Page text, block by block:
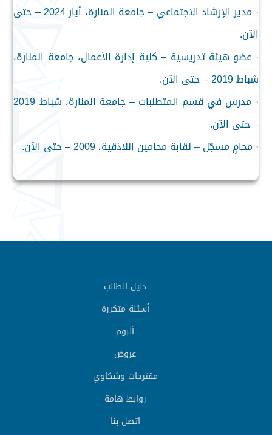
· مدير الإرشاد الاجتماعي – جامعة المنارة، أيار 2024 – حتى
الآن.
· عضو هيئة تدريسية – كلية إدارة الأعمال، جامعة المنارة،
شباط 2019 – حتى الآن.
· مدرس في قسم المتطلبات – جامعة المنارة، شباط 2019
– حتى الآن.
· محامٍ مسجّل – نقابة محامين اللاذقية، 2009 – حتى الآن.
دليل الطالب
أسئلة متكررة
ألبوم
عروض
مقترحات وشكاوي
روابط هامة
اتصل بنا